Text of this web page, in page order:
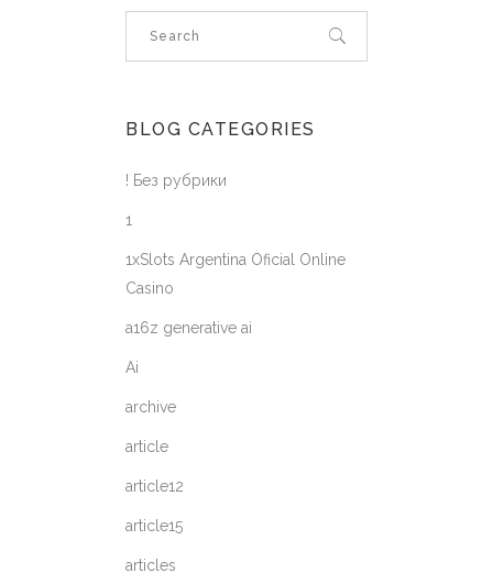
BLOG CATEGORIES
! Без рубрики
1
1xSlots Argentina Oficial Online
Casino
a16z generative ai
Ai
archive
article
article12
article15
articles